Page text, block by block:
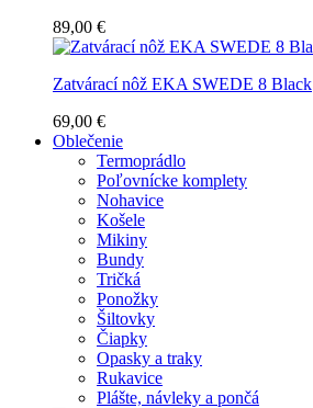
89,00 €
Zatvárací nôž EKA SWEDE 8 Black
69,00 €
Oblečenie
Termoprádlo
Poľovnícke komplety
Nohavice
Košele
Mikiny
Bundy
Tričká
Ponožky
Šiltovky
Čiapky
Opasky a traky
Rukavice
Plášte, návleky a pončá